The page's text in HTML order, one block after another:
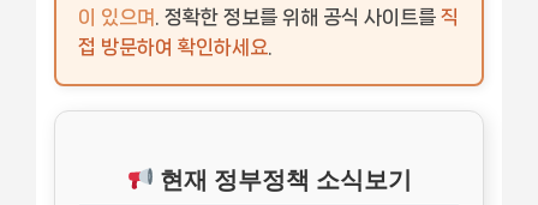
이 있으며
. 정확한 정보를 위해 공식 사이트를 직
접 방문하여 확인하세요
현재 정부정책 소식보기